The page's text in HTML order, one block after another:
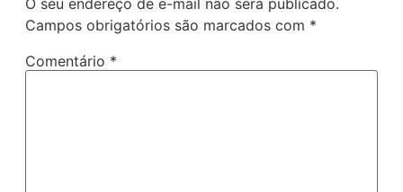
Campos obrigatórios são marcados com *
Comentário *